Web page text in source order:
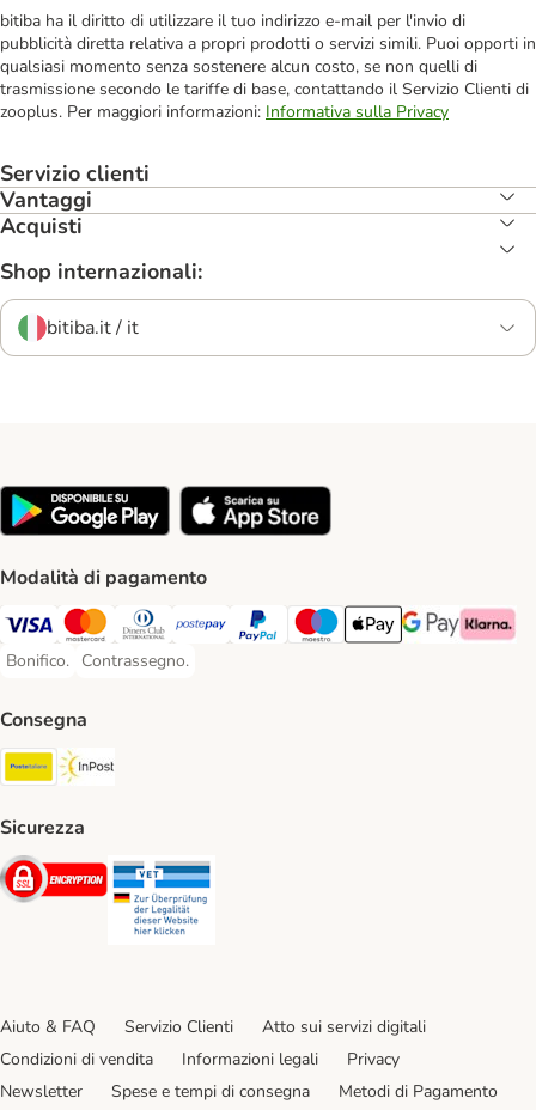
bitiba ha il diritto di utilizzare il tuo indirizzo e-mail per l'invio di
pubblicità diretta relativa a propri prodotti o servizi simili. Puoi opporti in
qualsiasi momento senza sostenere alcun costo, se non quelli di
trasmissione secondo le tariffe di base, contattando il Servizio Clienti di
zooplus. Per maggiori informazioni: Informativa sulla Privacy
Servizio clienti
Vantaggi
Acquisti
Shop internazionali:
bitiba.it / it
Modalità di pagamento
Visa. Payment Method
Mastercard. Payment Method
Diners Club. Payment Method
Postepay. Payment Method
PayPal. Payment Method
Maestro. Payment Method
Apple pay. Payment
Google Pay
Klarna
Bonifico.
Bonifico. Payment Method
Contrassegno.
Contrassegno. Payment Method
Consegna
Poste Italiane. Shipping Method
Sicurezza
Security
Aiuto & FAQ Servizio Clienti
Atto sui servizi digitali
Condizioni di vendita
Informazioni legali
Privacy
Newsletter
Spese e tempi di consegna Metodi di Pagamento